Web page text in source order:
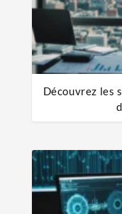
Découvrez les